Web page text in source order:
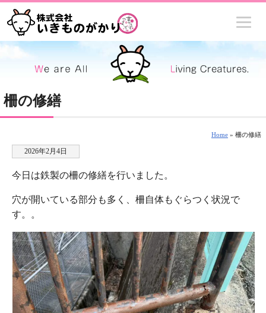
柵の修繕
Home » 柵の修繕
2026年2月4日
今日は鉄製の柵の修繕を行いました。
穴が開いている部分も多く、柵自体もぐらつく状況で
す。。